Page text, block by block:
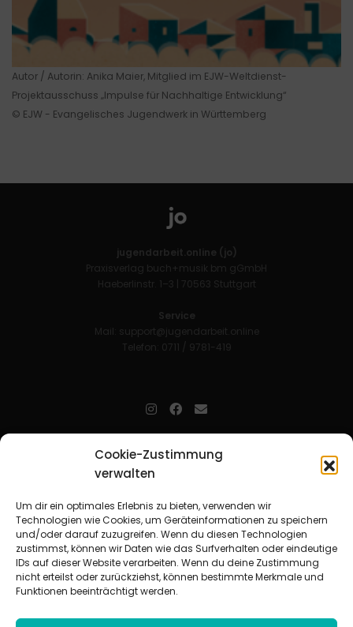
Cookie-Zustimmung
verwalten
Um dir ein optimales Erlebnis zu bieten, verwenden wir
Technologien wie Cookies, um Geräteinformationen zu speichern
und/oder darauf zuzugreifen. Wenn du diesen Technologien
zustimmst, können wir Daten wie das Surfverhalten oder eindeutige
IDs auf dieser Website verarbeiten. Wenn du deine Zustimmung
nicht erteilst oder zurückziehst, können bestimmte Merkmale und
Funktionen beeinträchtigt werden.
Autor / Autorin: Anika Maier, Mitglied im EJW-Weltdienst-
Projektausschuss „Impulse für Nachhaltige Entwicklung“
© EJW - Evangelisches Jugendwerk in Württemberg
jugendarbeit.online (jo)
Praxisverlag buch+musik bm gGmbH
Haeberlinstr. 1–3 | 70563 Stuttgart
Service
Mail: support@jugendarbeit.online
Telefon: 0711 / 9781-419
Mitarbeitende in der christlichen Kinder-, Jugend- und jungen
Erwachsenenarbeit. Aufjofindet man unkompliziert und schnell
Beziehungsarbeit.
Beteiligte Verbände
CVJM-Landesverband Bayern e. V. |CVJM-Gesamtverband in
Deutschland e. V.
CVJM-Westbund e. V.|Deutscher Jugendverband „Entschieden für
Christus“ e. V.